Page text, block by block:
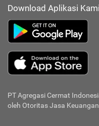
Download Aplikasi Kami
PT Agregasi Cermat
oleh Otoritas Jasa